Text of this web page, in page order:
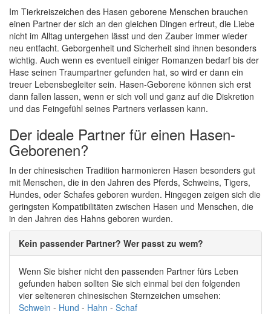
Im Tierkreiszeichen des Hasen geborene Menschen brauchen
einen Partner der sich an den gleichen Dingen erfreut, die Liebe
nicht im Alltag untergehen lässt und den Zauber immer wieder
neu entfacht. Geborgenheit und Sicherheit sind ihnen besonders
wichtig. Auch wenn es eventuell einiger Romanzen bedarf bis der
Hase seinen Traumpartner gefunden hat, so wird er dann ein
treuer Lebensbegleiter sein. Hasen-Geborene können sich erst
dann fallen lassen, wenn er sich voll und ganz auf die Diskretion
und das Feingefühl seines Partners verlassen kann.
Der ideale Partner für einen Hasen-
Geborenen?
In der chinesischen Tradition harmonieren Hasen besonders gut
mit Menschen, die in den Jahren des Pferds, Schweins, Tigers,
Hundes, oder Schafes geboren wurden. Hingegen zeigen sich die
geringsten Kompatibilitäten zwischen Hasen und Menschen, die
in den Jahren des Hahns geboren wurden.
Kein passender Partner? Wer passt zu wem?
Wenn Sie bisher nicht den passenden Partner fürs Leben
gefunden haben sollten Sie sich einmal bei den folgenden
vier selteneren chinesischen Sternzeichen umsehen:
Schwein - Hund - Hahn - Schaf